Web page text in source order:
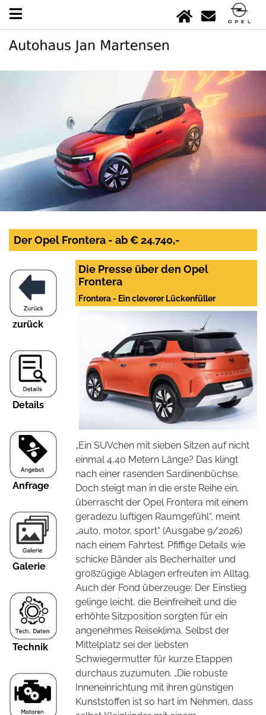
Der Opel Frontera - ab € 24.740,-
zurück
Details
Anfrage
Galerie
Technik
Die Presse über den Opel
Frontera
Frontera - Ein cleverer Lückenfüller
„Ein SUVchen mit sieben Sitzen auf nicht
einmal 4,40 Metern Länge? Das klingt
nach einer rasenden Sardinenbüchse.
Doch steigt man in die erste Reihe ein,
überrascht der Opel Frontera mit einem
geradezu luftigen Raumgefühl“, meint
„auto, motor, sport“ (Ausgabe 9/2026)
nach einem Fahrtest. Pfiffige Details wie
schicke Bänder als Becherhalter und
großzügige Ablagen erfreuten im Alltag.
Auch der Fond überzeuge: Der Einstieg
gelinge leicht, die Beinfreiheit und die
erhöhte Sitzposition sorgten für ein
angenehmes Reiseklima. Selbst der
Mittelplatz sei der liebsten
Schwiegermutter für kurze Etappen
durchaus zuzumuten. „Die robuste
Inneneinrichtung mit ihren günstigen
Kunststoffen ist so hart im Nehmen, dass